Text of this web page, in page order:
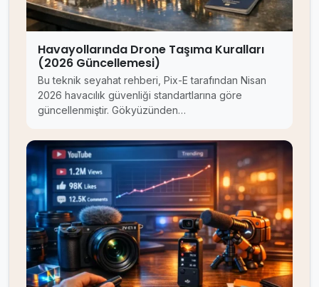
Havayollarında Drone Taşıma Kuralları
(2026 Güncellemesi)
Bu teknik seyahat rehberi, Pix-E tarafından Nisan
2026 havacılık güvenliği standartlarına göre
güncellenmiştir. Gökyüzünden…